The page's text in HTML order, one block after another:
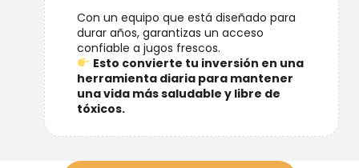
Con un equipo que está diseñado para
durar años, garantizas un acceso
confiable a jugos frescos.
Esto convierte tu inversión en una
herramienta diaria para mantener
una vida más saludable y libre de
tóxicos.